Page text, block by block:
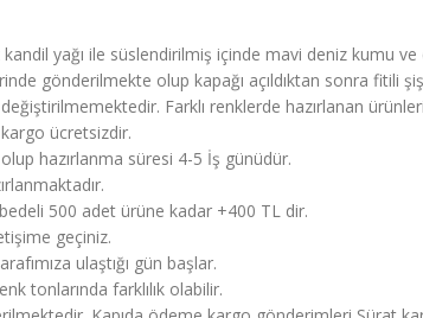
yağı ile süslendirilmiş içinde mavi deniz kumu
gönderilmekte olup kapağı açıldıktan sonra fitili
Farklı renklerde hazırlanan
ücretsizdir.
hazırlanma süresi 4-5 İş günüdür.
500 adet ürüne kadar +400 TL dir.
geçiniz.
ulaştığı gün başlar.
tonlarında farklılık olabilir.